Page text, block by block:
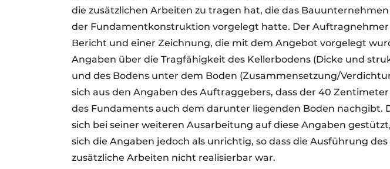
die zusätzlichen Arbeiten zu tragen hat, die das
der Fundamentkonstruktion vorgelegt hatte. Der
Bericht und einer Zeichnung, die mit dem Angebot vorgelegt
Angaben über die Tragfähigkeit des Kellerbodens (Dicke und
und des Bodens unter dem Boden (Zusammensetzung/
sich aus den Angaben des Auftraggebers, dass der 40 Zentimeter
des Fundaments auch dem darunter liegenden Boden nachgibt.
sich bei seiner weiteren Ausarbeitung auf diese Angaben
sich die Angaben jedoch als unrichtig, so dass die Ausführung
zusätzliche Arbeiten nicht realisierbar war.